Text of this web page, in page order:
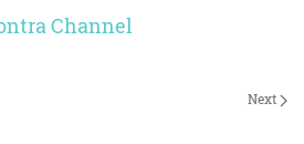
Channel
Next